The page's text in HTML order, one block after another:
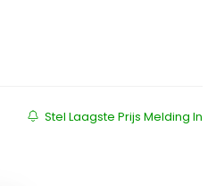
Stel Laagste Prijs Melding In